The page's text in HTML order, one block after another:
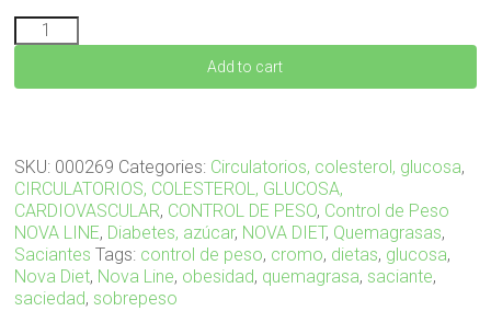
GLUCEMPIC
15
quantity
Add to cart
SKU: 000269 Categories: Circulatorios, colesterol, glucosa,
CIRCULATORIOS, COLESTEROL, GLUCOSA,
CARDIOVASCULAR, CONTROL DE PESO, Control de Peso
NOVA LINE, Diabetes, azúcar, NOVA DIET, Quemagrasas,
Saciantes Tags: control de peso, cromo, dietas, glucosa,
Nova Diet, Nova Line, obesidad, quemagrasa, saciante,
saciedad, sobrepeso